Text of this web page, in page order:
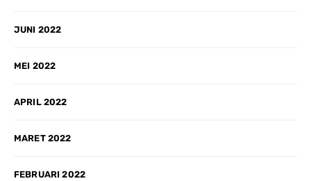
JUNI 2022
MEI 2022
APRIL 2022
MARET 2022
FEBRUARI 2022